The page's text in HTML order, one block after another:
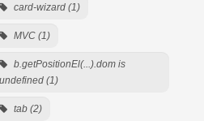
card-wizard (1)
MVC (1)
b.getPositionEl(...).dom is
undefined (1)
tab (2)